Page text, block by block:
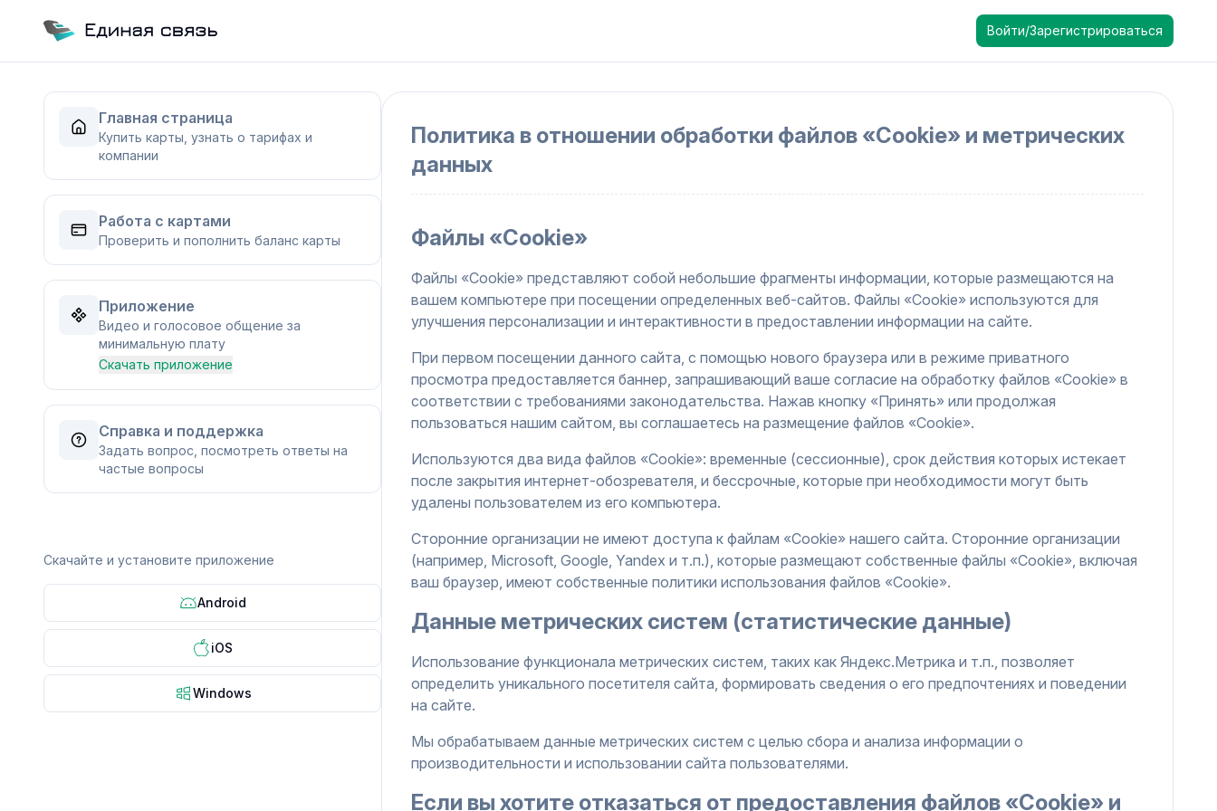
Войти/Зарегистрироваться
Главная страница
Купить карты, узнать о тарифах и
компании
Работа с картами
Проверить и пополнить баланс карты
Приложение
Видео и голосовое общение за
минимальную плату
Скачать приложение
Справка и поддержка
Задать вопрос, посмотреть ответы на
частые вопросы
Скачайте и установите приложение
Android
iOS
Windows
Политика в отношении обработки файлов «Cookie» и метрических
данных
Файлы «Cookie»
Файлы «Cookie» представляют собой небольшие фрагменты информации, которые размещаются на
вашем компьютере при посещении определенных веб-сайтов. Файлы «Cookie» используются для
улучшения персонализации и интерактивности в предоставлении информации на сайте.
При первом посещении данного сайта, с помощью нового браузера или в режиме приватного
просмотра предоставляется баннер, запрашивающий ваше согласие на обработку файлов «Cookie» в
соответствии с требованиями законодательства. Нажав кнопку «Принять» или продолжая
пользоваться нашим сайтом, вы соглашаетесь на размещение файлов «Cookie».
Используются два вида файлов «Cookie»: временные (сессионные), срок действия которых истекает
после закрытия интернет-обозревателя, и бессрочные, которые при необходимости могут быть
удалены пользователем из его компьютера.
Сторонние организации не имеют доступа к файлам «Cookie» нашего сайта. Сторонние организации
(например, Microsoft, Google, Yandex и т.п.), которые размещают собственные файлы «Cookie», включая
ваш браузер, имеют собственные политики использования файлов «Cookie».
Данные метрических систем (статистические данные)
Использование функционала метрических систем, таких как Яндекс.Метрика и т.п., позволяет
определить уникального посетителя сайта, формировать сведения о его предпочтениях и поведении
на сайте.
Мы обрабатываем данные метрических систем с целью сбора и анализа информации о
производительности и использовании сайта пользователями.
Если вы хотите отказаться от предоставления файлов «Cookie» и